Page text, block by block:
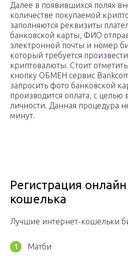
Далее в появившихся полях
количестве покупаемой
заполняются реквизиты
банковской карты, ФИО
электронной почты и номер
который требуется
криптовалюты. Стоит
кнопку ОБМЕН сервис
запросить фото банковской
производится оплата, с
личности. Данная процедура
минут.
Регистрация
кошелька
Лучшие интернет-кошельки
Матби